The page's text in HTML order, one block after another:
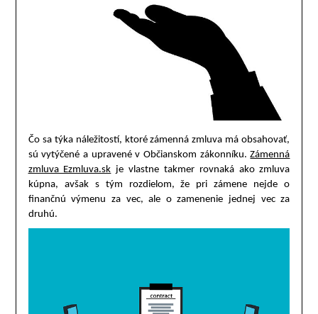
Čo sa týka náležitostí, ktoré zámenná zmluva má obsahovať,
sú vytýčené a upravené v Občianskom zákonníku.Zámenná
zmluva Ezmluva.sk je vlastne takmer rovnaká ako zmluva
kúpna, avšak s tým rozdielom, že pri zámene nejde o
finančnú výmenu za vec, ale o zamenenie jednej vec za
druhú.